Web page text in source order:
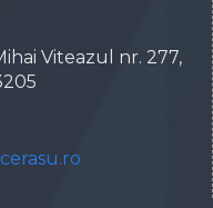
Viteazul nr. 277,